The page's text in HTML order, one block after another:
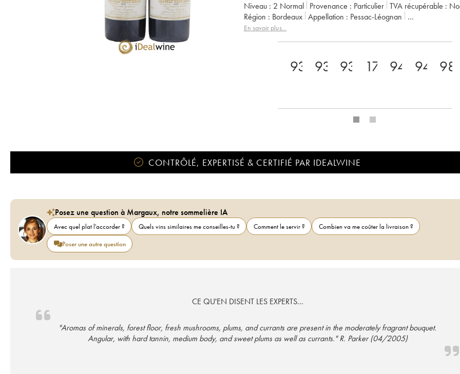
Niveau : 2 Normal Provenance : particulier TVA récupérable :
Région :
Bordeaux Appellation : Pessac-Léognan
Classement :
En savoir plus...
93 93 93 17.5++
94 94 98
CONTRÔLÉ, EXPERTISÉ & CERTIFIÉ PAR IDEALWINE
Posez une question à Margaux, notre sommelière IA
Avec quel plat l'accorder ? Quels vins similaires me conseilles-tu ? Comment le servir ?
Combien va me coûter la livraison ?
Poser une autre question
CE QU'EN DISENT LES EXPERTS...
"Aromas of minerals, forest floor, fresh mushrooms, plums, and currants are present in the moderately fragrant bouquet.
Angular, with hard tannin, medium body, and sweet plums as well as currants." R. Parker (04/2005)